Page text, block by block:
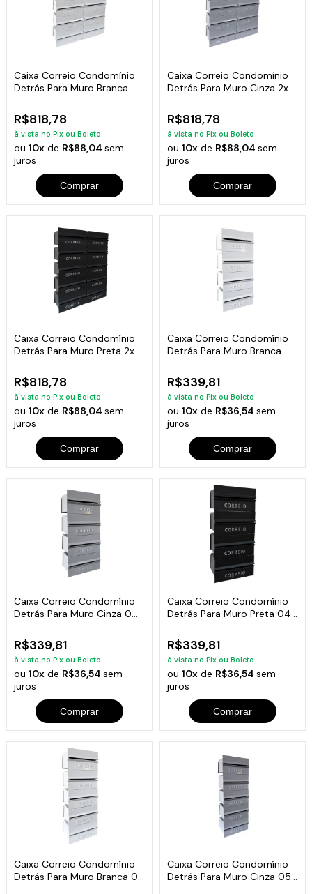
Caixa Correio Condomínio
Detrás Para Muro Branca
R$818,78
à vista no Pix ou Boleto
ou10x de R$88,04sem
juros
Comprar
Caixa Correio Condomínio
Detrás Para Muro Cinza 2x5
R$818,78
à vista no Pix ou Boleto
ou 10xde R$88,04 sem
juros
Comprar
Caixa Correio Condomínio
Detrás Para Muro Preta 2x5
R$818,78
à vista no Pix ou Boleto
ou10x de R$88,04sem
juros
Comprar
Caixa Correio Condomínio
Detrás Para Muro Branca
R$339,81
à vista no Pix ou Boleto
ou 10xde R$36,54 sem
juros
Comprar
Caixa Correio Condomínio
Detrás Para Muro Cinza 04
R$339,81
à vista no Pix ou Boleto
ou10x de R$36,54sem
juros
Comprar
Caixa Correio Condomínio
Detrás Para Muro Preta 04
R$339,81
à vista no Pix ou Boleto
ou 10xde R$36,54 sem
juros
Comprar
Caixa Correio Condomínio
Detrás Para Muro Branca 05
Caixa Correio Condomínio
Detrás Para Muro Cinza 05